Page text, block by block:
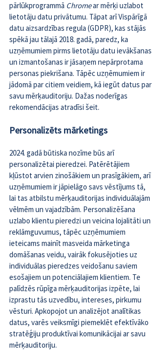
pārlūkprogrammā Chrome ar mērķi uzlabot
lietotāju datu privātumu. Tāpat arī Vispārīgā
datu aizsardzības regula (GDPR), kas stājās
spēkā jau tālajā 2018. gadā, paredz, ka
uzņēmumiem pirms lietotāju datu ievākšanas
un izmantošanas ir jāsaņem nepārprotama
personas piekrišana. Tāpēc uzņēmumiem ir
jādomā par citiem veidiem, kā iegūt datus par
savu mērķauditoriju. Dažas noderīgas
rekomendācijas atradīsi šeit.
Personalizēts mārketings
2024. gadā būtiska nozīme būs arī
personalizētai pieredzei. Patērētājiem
kļūstot arvien zinošākiem un prasīgākiem, arī
uzņēmumiem ir jāpielāgo savs vēstījums tā,
lai tas atbilstu mērķauditorijas individuālajām
vēlmēm un vajadzībām. Personalizēšana
uzlabo klientu pieredzi un veicina lojalitāti un
reklāmguvumus, tāpēc uzņēmumiem
ieteicams mainīt masveida mārketinga
domāšanas veidu, vairāk fokusējoties uz
individuālas pieredzes veidošanu saviem
esošajiem un potenciālajiem klientiem. Te
palīdzēs rūpīga mērķauditorijas izpēte, lai
izprastu tās uzvedību, intereses, pirkumu
vēsturi. Apkopojot un analizējot analītikas
datus, varēs veiksmīgi piemeklēt efektīvāko
stratēģiju produktīvai komunikācijai ar savu
mērķauditoriju.